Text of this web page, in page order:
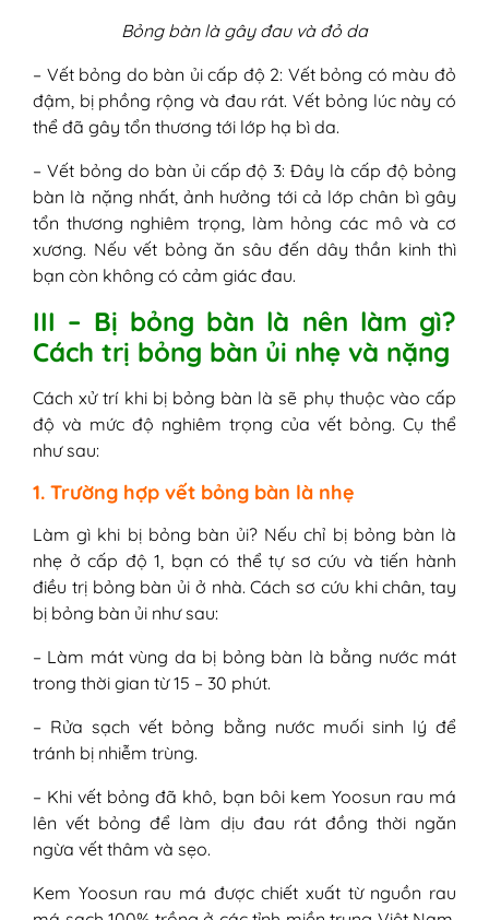
Bỏng bàn là gây đau và đỏ da
– Vết bỏng do bàn ủi cấp độ 2: Vết bỏng có màu đỏ
đậm, bị phồng rộng và đau rát. Vết bỏng lúc này có
thể đã gây tổn thương tới lớp hạ bì da.
– Vết bỏng do bàn ủi cấp độ 3: Đây là cấp độ bỏng
bàn là nặng nhất, ảnh hưởng tới cả lớp chân bì gây
tổn thương nghiêm trọng, làm hỏng các mô và cơ
xương. Nếu vết bỏng ăn sâu đến dây thần kinh thì
bạn còn không có cảm giác đau.
III – Bị bỏng bàn là nên làm gì?
Cách trị bỏng bàn ủi nhẹ và nặng
Cách xử trí khi bị bỏng bàn là sẽ phụ thuộc vào cấp
độ và mức độ nghiêm trọng của vết bỏng. Cụ thể
như sau:
1. Trường hợp vết bỏng bàn là nhẹ
Làm gì khi bị bỏng bàn ủi? Nếu chỉ bị bỏng bàn là
nhẹ ở cấp độ 1, bạn có thể tự sơ cứu và tiến hành
điều trị bỏng bàn ủi ở nhà. Cách sơ cứu khi chân, tay
bị bỏng bàn ủi như sau:
– Làm mát vùng da bị bỏng bàn là bằng nước mát
trong thời gian từ 15 – 30 phút.
– Rửa sạch vết bỏng bằng nước muối sinh lý để
tránh bị nhiễm trùng.
– Khi vết bỏng đã khô, bạn bôi kem Yoosun rau má
lên vết bỏng để làm dịu đau rát đồng thời ngăn
ngừa vết thâm và sẹo.
Kem Yoosun rau má được chiết xuất từ nguồn rau